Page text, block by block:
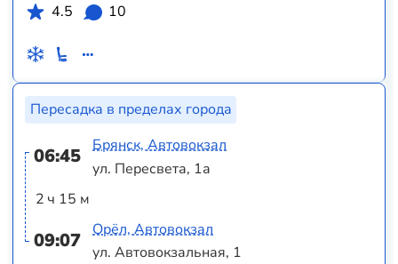
4.5
10
Пересадка в пределах города
06:45
2 ч 15 м
09:07
Брянск, Автовокзал
ул. Пересвета, 1а
Орёл, Автовокзал
ул. Автовокзальная, 1